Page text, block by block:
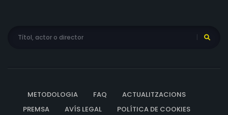
METODOLOGIA FAQ
ACTUALITZACIONS
PREMSA
AVÍS LEGAL
POLÍTICA DE COOKIES